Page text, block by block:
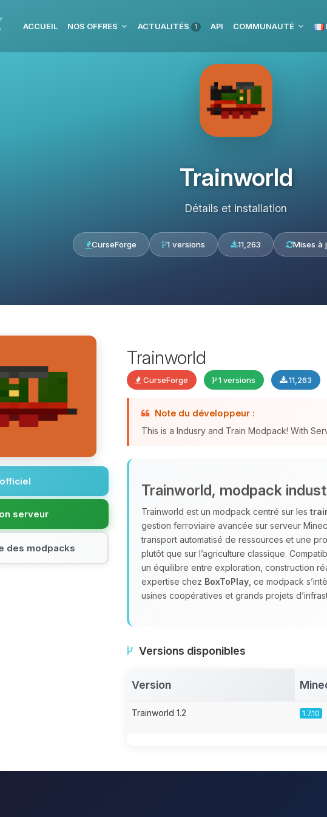
ACCUEIL NOS OFFRES ACTUALITÉS 1 API COMMUNAUTÉ
Trainworld
Détails et installation
CurseForge 1 versions 11,263 Mises à
serveur
des modpacks
Trainworld
CurseForge 1 versions 11,263
Note du développeur :
This is a Indusry and Train Modpack! With
Trainworld, modpack
Trainworld est un modpack centré sur les
gestion ferroviaire avancée sur serveur
transport automatisé de ressources et une
plutôt que sur l’agriculture classique.
un équilibre entre exploration, construction
expertise chez BoxToPlay , ce modpack
usines coopératives et grands projets
Versions disponibles
Version
Trainworld 1.2 1.7.10